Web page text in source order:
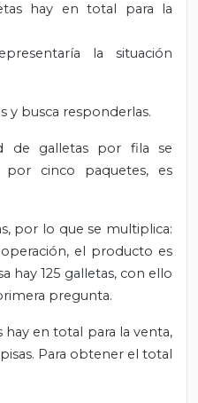
hay en total para la
la situación
y busca responderlas.
de galletas por fila se
por cinco paquetes, es
por lo que se multiplica:
el producto es
hay 125 galletas, con ello
pregunta.
hay en total para la venta,
Para obtener el total